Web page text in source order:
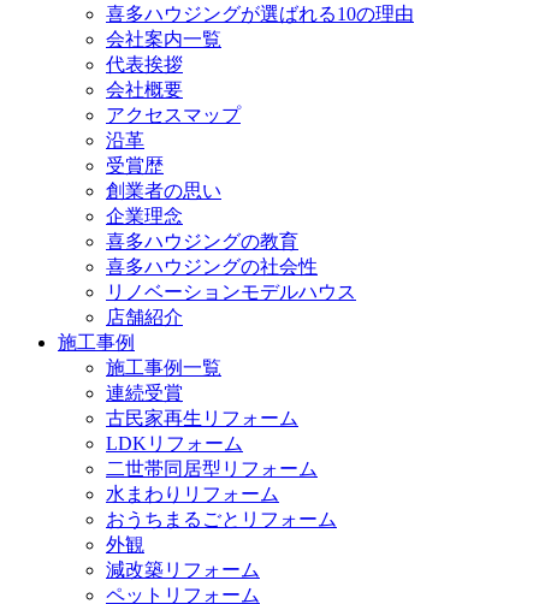
喜多ハウジングが選ばれる10の理由
会社案内一覧
代表挨拶
会社概要
アクセスマップ
沿革
受賞歴
創業者の思い
企業理念
喜多ハウジングの教育
喜多ハウジングの社会性
リノベーションモデルハウス
店舗紹介
施工事例
施工事例一覧
連続受賞
古民家再生リフォーム
LDKリフォーム
二世帯同居型リフォーム
水まわりリフォーム
おうちまるごとリフォーム
外観
減改築リフォーム
ペットリフォーム